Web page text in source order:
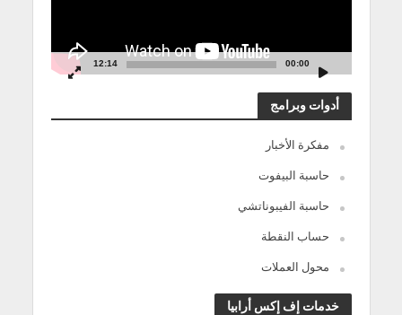
00:00
12:14
أدوات وبرامج
مفكرة الأخبار
حاسبة البيفوت
حاسبة الفيبوناتشي
حساب النقطة
محول العملات
خدمات إف إكس أرابيا